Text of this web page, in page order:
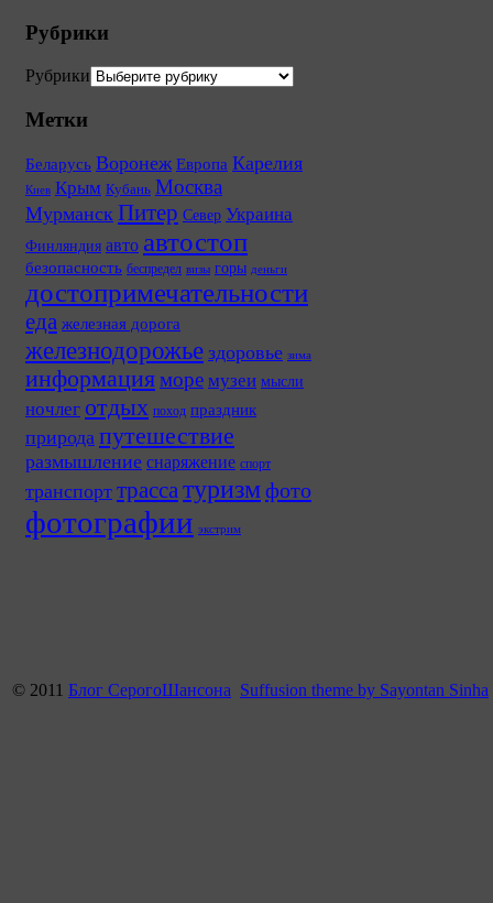
Рубрики
Рубрики
Метки
Беларусь Воронеж Европа Карелия
Киев Крым Кубань Москва
Мурманск Питер Север Украина
Финляндия авто автостоп
безопасность беспредел визы горы деньги
достопримечательности
еда железная дорога
железнодорожье здоровье зима
информацияморе музеи мысли
ночлег отдых поход праздник
природа путешествие
размышление снаряжение спорт
транспорт трасса туризмфото
фотографии экстрим
© 2011 Блог СерогоШансона Suffusion theme by Sayontan Sinha